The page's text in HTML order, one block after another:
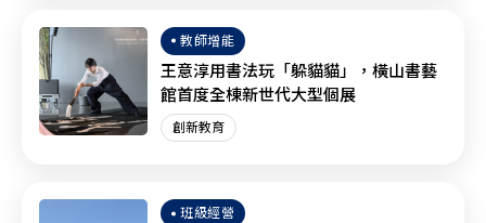
教師增能
王意淳用書法玩「躲貓貓」，橫山書藝
館首度全棟新世代大型個展
創新教育
班級經營